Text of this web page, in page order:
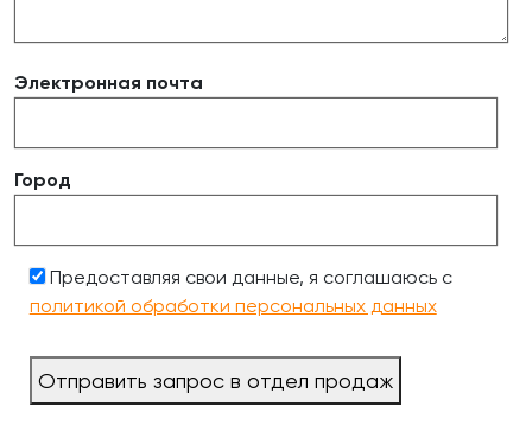
Электронная почта
Город
Предоставляя свои данные, я соглашаюсь с
политикой обработки персональных данных
Отправить запрос в отдел продаж